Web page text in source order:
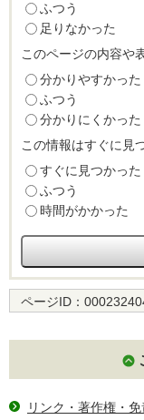
ふつう
足りなかった
このページの内容や
分かりやすかった
ふつう
分かりにくかった
この情報はすぐに見
すぐに見つかった
ふつう
時間がかかった
ページID：
リンク・著作権・